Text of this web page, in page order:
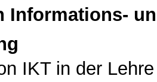
Informations-
IKT in der Lehre